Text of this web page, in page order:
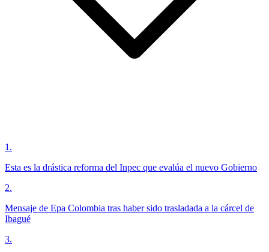
1 .
Esta es la drástica reforma del Inpec que evalúa el nuevo Gobierno
2.
Mensaje de Epa Colombia tras haber sido trasladada a la cárcel de
Ibagué
3.